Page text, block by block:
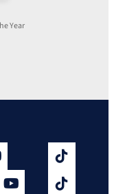
Year